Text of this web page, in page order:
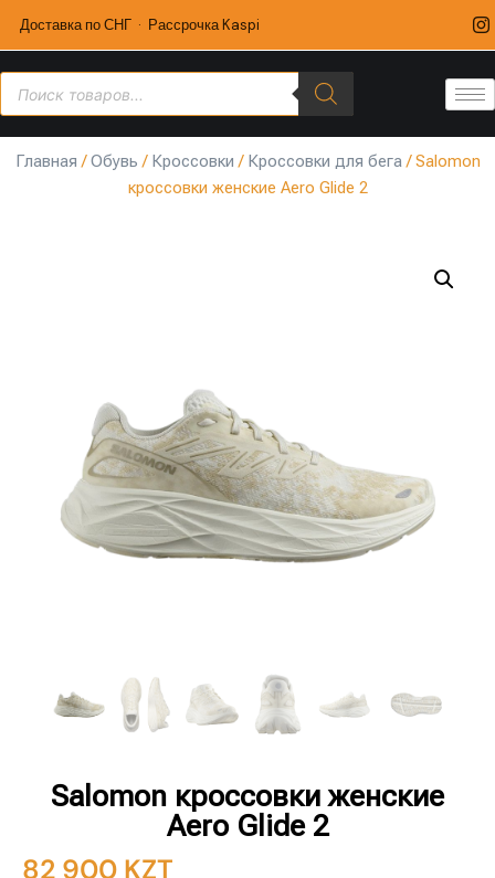
Доставка по СНГ · Рассрочка Kaspi
Главная /Обувь / Кроссовки / Кроссовки для бега/ Salomon
кроссовки женские Aero Glide 2
Salomon кроссовки женские
Aero Glide 2
82 900 KZT